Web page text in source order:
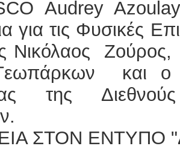
Audrey
για τις Φυσικές
Νικόλαος
και
της
ΣΤΟΝ ΕΝΤΥΠΟ